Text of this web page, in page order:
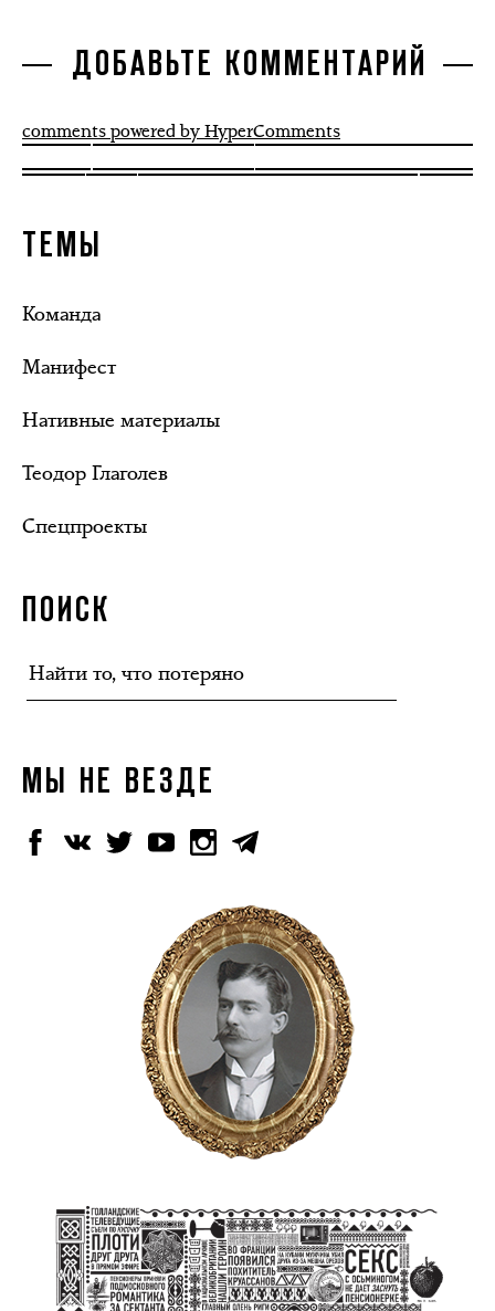
ДОБАВЬТЕ КОММЕНТАРИЙ
comments powered by HyperComments
ТЕМЫ
Команда
Манифест
Нативные материалы
Теодор Глаголев
Спецпроекты
ПОИСК
МЫ НЕ ВЕЗДЕ